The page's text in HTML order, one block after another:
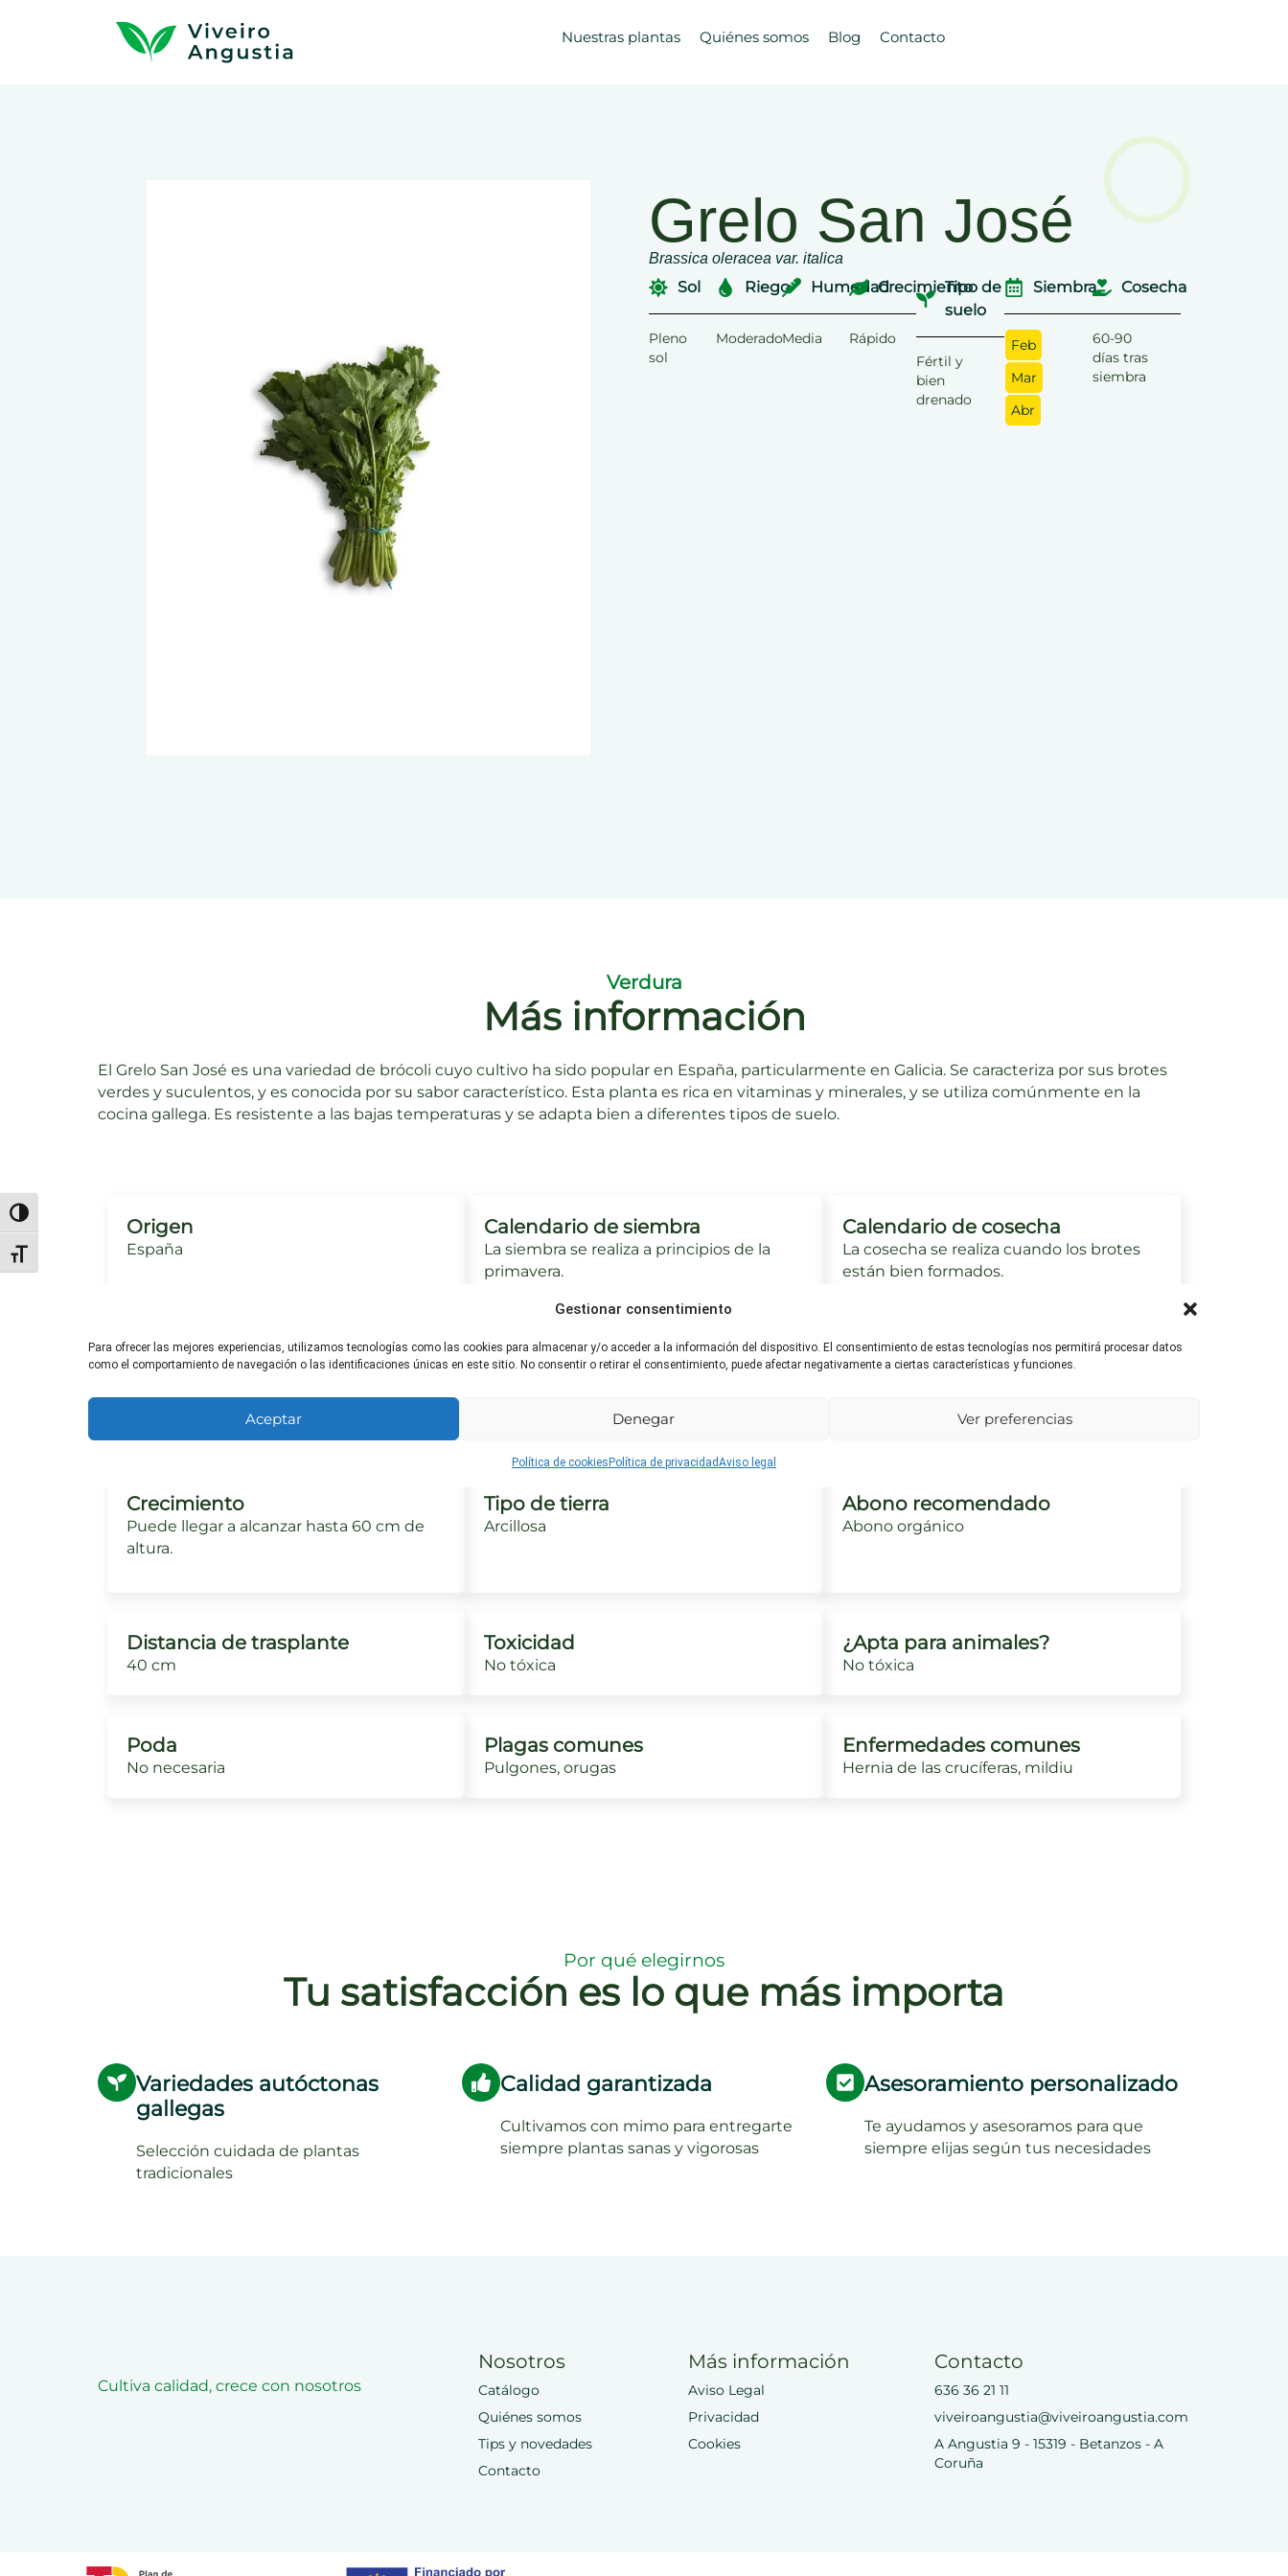
Gestionar consentimiento
Para ofrecer las mejores experiencias, utilizamos tecnologías como las cookies para almacenar y/o acceder a la información del dispositivo. El consentimiento de estas tecnologías nos permitirá procesar datos
como el comportamiento de navegación o las identificaciones únicas en este sitio. No consentir o retirar el consentimiento, puede afectar negativamente a ciertas características y funciones.
Aceptar Denegar Ver preferencias
Política de cookies Política de privacidadAviso legal
Alternar alto contraste
Alternar tamaño de letra
Nuestras plantas Quiénes somos Blog Contacto
Grelo San José
Brassica oleracea var. italica
Sol
Pleno
sol
Riego
Moderado
Humedad
Media
Crecimiento
Rápido
Tipo de
suelo
Fértil y
bien
drenado
Siembra
Feb
Mar
Abr
Cosecha
60-90
días tras
siembra
Verdura
Más información
El Grelo San José es una variedad de brócoli cuyo cultivo ha sido popular en España, particularmente en Galicia. Se caracteriza por sus brotes
verdes y suculentos, y es conocida por su sabor característico. Esta planta es rica en vitaminas y minerales, y se utiliza comúnmente en la
cocina gallega. Es resistente a las bajas temperaturas y se adapta bien a diferentes tipos de suelo.
Origen
España
Calendario de siembra
La siembra se realiza a principios de la
primavera.
Calendario de cosecha
La cosecha se realiza cuando los brotes
están bien formados.
Necesidades de sol Riego ideal Humedad ambiental
tolerante al encharcamiento.
Crecimiento
Puede llegar a alcanzar hasta 60 cm de
altura.
Tipo de tierra
Arcillosa
Abono recomendado
Abono orgánico
Distancia de trasplante
40 cm
Toxicidad
No tóxica
¿Apta para animales?
No tóxica
Poda
No necesaria
Plagas comunes
Pulgones, orugas
Enfermedades comunes
Hernia de las crucíferas, mildiu
Por qué elegirnos
Tu satisfacción es lo que más importa
Variedades autóctonas
gallegas
Selección cuidada de plantas
tradicionales
Calidad garantizada
Cultivamos con mimo para entregarte
siempre plantas sanas y vigorosas
Asesoramiento personalizado
Te ayudamos y asesoramos para que
siempre elijas según tus necesidades
Cultiva calidad, crece con nosotros
Nosotros
Catálogo
Quiénes somos
Tips y novedades
Contacto
Más información
Aviso Legal
Privacidad
Cookies
Contacto
636 36 21 11
viveiroangustia@viveiroangustia.com
A Angustia 9 - 15319 - Betanzos - A
Coruña